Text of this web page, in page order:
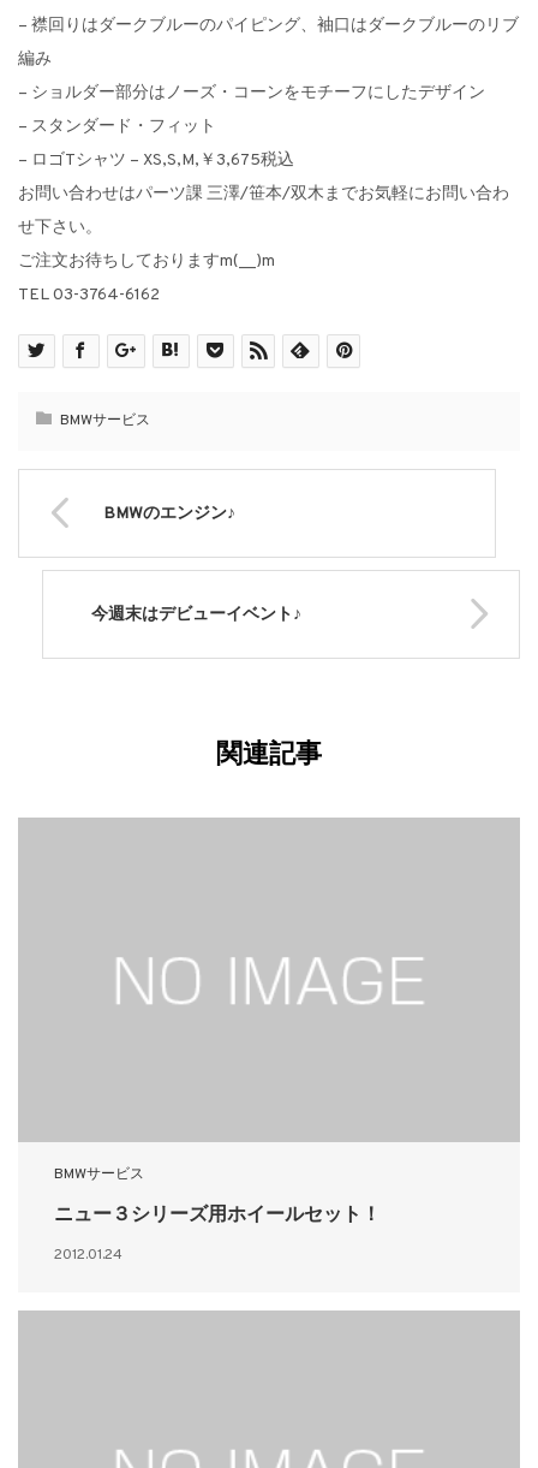
– 襟回りはダークブルーのパイピング、袖口はダークブルーのリブ
編み
– ショルダー部分はノーズ・コーンをモチーフにしたデザイン
– スタンダード・フィット
– ロゴTシャツ – XS,S,M,￥3,675税込
お問い合わせはパーツ課 三澤/笹本/双木までお気軽にお問い合わ
せ下さい。
ご注文お待ちしておりますm(__)m
TEL 03-3764-6162
BMWサービス
BMWのエンジン♪
今週末はデビューイベント♪
関連記事
BMWサービス
ニュー３シリーズ用ホイールセット！
2012.01.24